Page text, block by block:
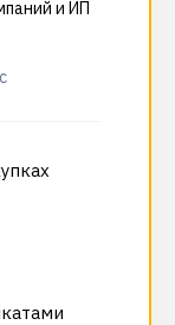
и ИП